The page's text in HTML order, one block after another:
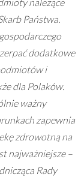
Państwa.
dodatkowe
i
dla Polaków.
ważny
zapewnia
zdrowotną na
najważniejsze –
Rady